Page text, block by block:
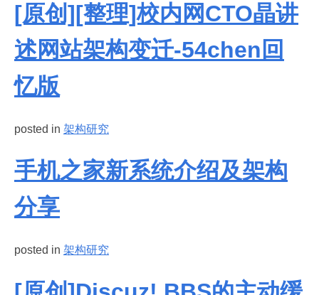
[原创][整理]校内网CTO晶讲
述网站架构变迁-54chen回
忆版
posted in 架构研究
手机之家新系统介绍及架构
分享
posted in 架构研究